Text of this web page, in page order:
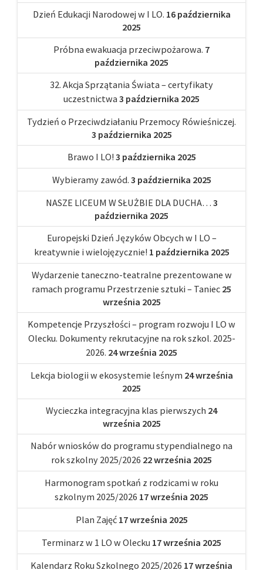
Dzień Edukacji Narodowej w I LO. 16 października
2025
Próbna ewakuacja przeciwpożarowa. 7
października 2025
32. Akcja Sprzątania Świata – certyfikaty
uczestnictwa 3 października 2025
Tydzień o Przeciwdziałaniu Przemocy Rówieśniczej.
3 października 2025
Brawo I LO! 3 października 2025
Wybieramy zawód. 3 października 2025
NASZE LICEUM W SŁUŻBIE DLA DUCHA… 3
października 2025
Europejski Dzień Języków Obcych w I LO –
kreatywnie i wielojęzycznie! 1 października 2025
Wydarzenie taneczno-teatralne prezentowane w
ramach programu Przestrzenie sztuki – Taniec 25
września 2025
Kompetencje Przyszłości – program rozwoju I LO w
Olecku. Dokumenty rekrutacyjne na rok szkol. 2025-
2026. 24 września 2025
Lekcja biologii w ekosystemie leśnym 24 września
2025
Wycieczka integracyjna klas pierwszych 24
września 2025
Nabór wniosków do programu stypendialnego na
rok szkolny 2025/2026 22 września 2025
Harmonogram spotkań z rodzicami w roku
szkolnym 2025/2026 17 września 2025
Plan Zajęć 17 września 2025
Terminarz w 1 LO w Olecku 17 września 2025
Kalendarz Roku Szkolnego 2025/2026 17 września